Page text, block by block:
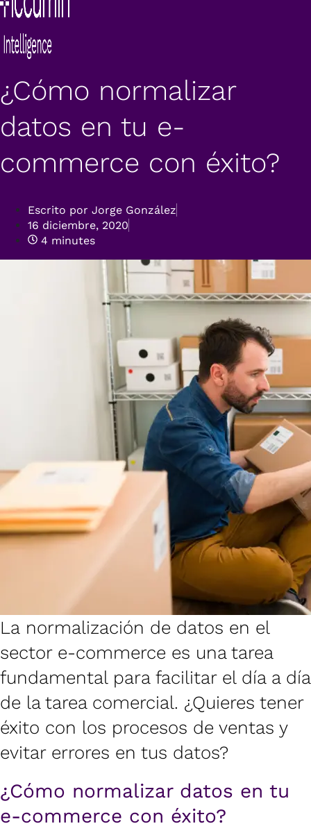
¿Cómo normalizar
datos en tu e-
commerce con éxito?
Escrito por Jorge González
16 diciembre, 2020
4 minutes
La normalización de datos en el
sector e-commerce es una tarea
fundamental para facilitar el día a día
de la tarea comercial. ¿Quieres tener
éxito con los procesos de ventas y
evitar errores en tus datos?
¿Cómo normalizar datos en tu
e-commerce con éxito?